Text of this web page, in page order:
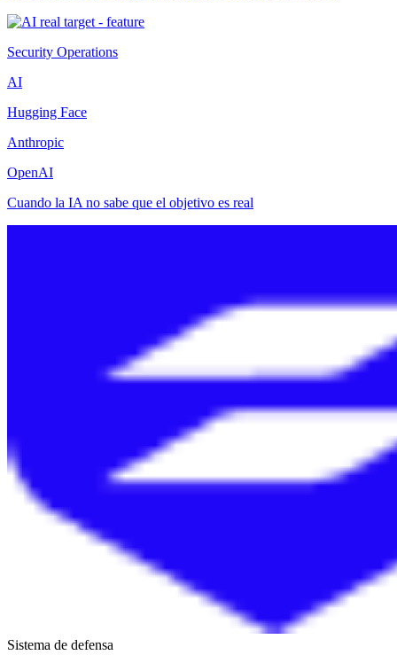
Security Operations
AI
Hugging Face
Anthropic
OpenAI
Cuando la IA no sabe que el objetivo es real
Sistema de defensa